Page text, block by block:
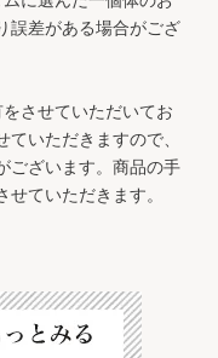
誤差がある場合がござ
させていただいてお
いただきますので、
ございます。商品の手
ていただきます。